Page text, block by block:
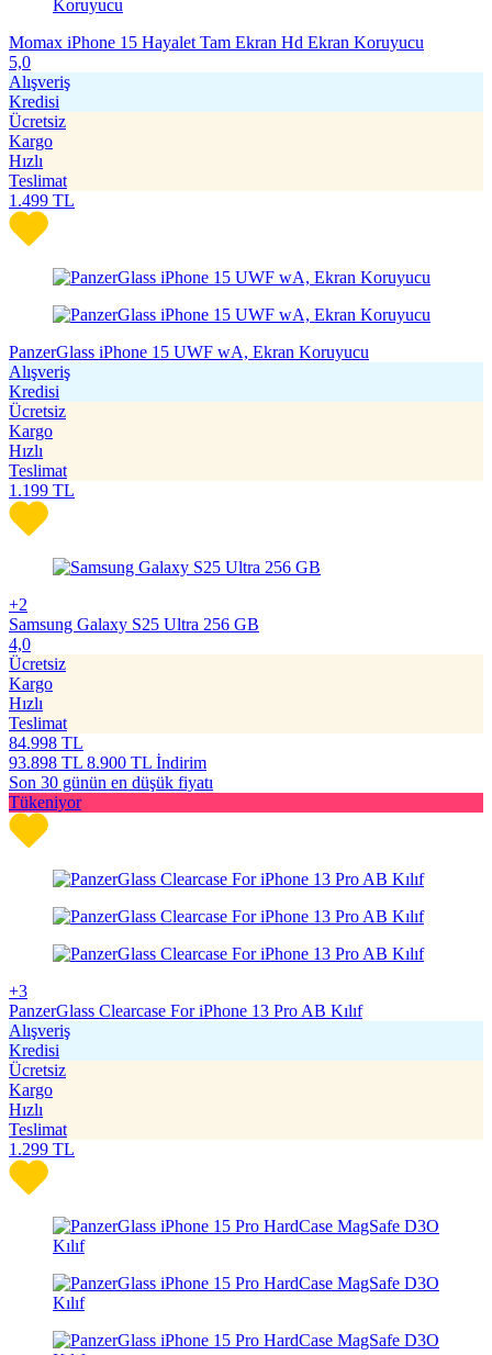
Momax iPhone 15 Hayalet Tam Ekran Hd Ekran Koruyucu
5,0
Alışveriş
Kredisi
Ücretsiz
Kargo
Hızlı
Teslimat
1.499 TL
PanzerGlass iPhone 15 UWF wA, Ekran Koruyucu
Alışveriş
Kredisi
Ücretsiz
Kargo
Hızlı
Teslimat
1.199 TL
+2
Samsung Galaxy S25 Ultra 256 GB
4,0
Ücretsiz
Kargo
Hızlı
Teslimat
84.998 TL
93.898 TL 8.900 TL İndirim
Son 30 günün en düşük fiyatı
Tükeniyor
+3
PanzerGlass Clearcase For iPhone 13 Pro AB Kılıf
Alışveriş
Kredisi
Ücretsiz
Kargo
Hızlı
Teslimat
1.299 TL